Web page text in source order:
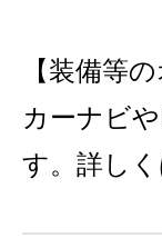
【装備等
カーナビ
す。詳し